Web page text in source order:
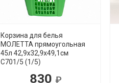
Корзина для белья
МОЛЕТТА прямоугольная
45л 42,9x32,9x49,1см
С701/5 (1/5)
830